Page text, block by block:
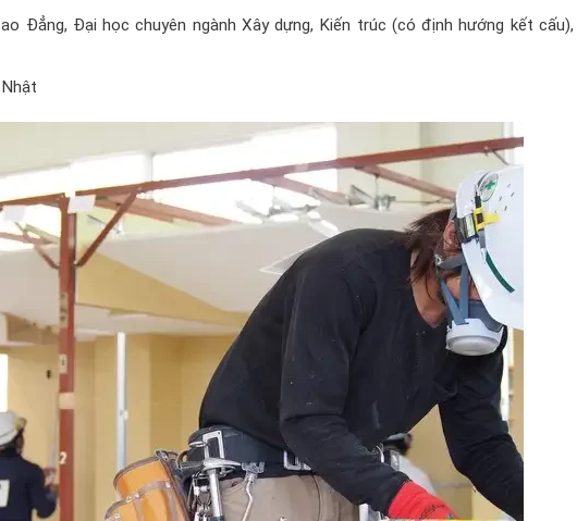
Đẳng, Đại học chuyên ngành Xây dựng, Kiến trúc (có định hướng kết cấu),